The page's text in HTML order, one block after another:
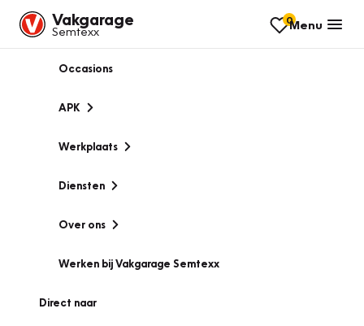
Vakgarage
Semtexx
0Menu
Occasions
APK
Werkplaats
Diensten
Over ons
Werken bij Vakgarage Semtexx
Direct naar